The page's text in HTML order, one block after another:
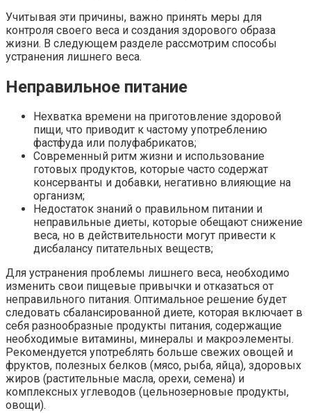
Учитывая эти причины, важно принять меры для
контроля своего веса и создания здорового образа
жизни. В следующем разделе рассмотрим способы
устранения лишнего веса.
Неправильное питание
Нехватка времени на приготовление здоровой
пищи, что приводит к частому употреблению
фастфуда или полуфабрикатов;
Современный ритм жизни и использование
готовых продуктов, которые часто содержат
консерванты и добавки, негативно влияющие на
организм;
Недостаток знаний о правильном питании и
неправильные диеты, которые обещают снижение
веса, но в действительности могут привести к
дисбалансу питательных веществ;
Для устранения проблемы лишнего веса, необходимо
изменить свои пищевые привычки и отказаться от
неправильного питания. Оптимальное решение будет
следовать сбалансированной диете, которая включает в
себя разнообразные продукты питания, содержащие
необходимые витамины, минералы и макроэлементы.
Рекомендуется употреблять больше свежих овощей и
фруктов, полезных белков (мясо, рыба, яйца), здоровых
жиров (растительные масла, орехи, семена) и
комплексных углеводов (цельнозерновые продукты,
овощи).